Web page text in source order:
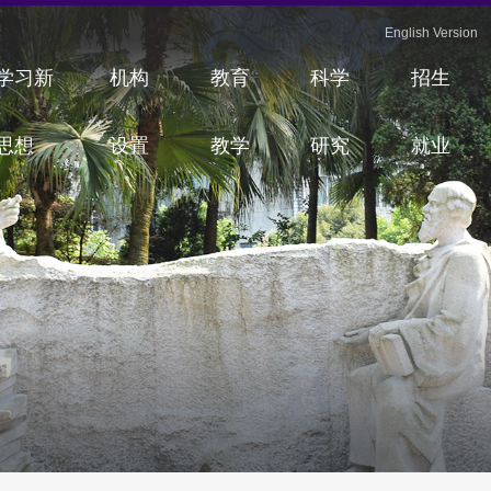
English Version
习新
想
机构
设置
教育
教学
科学
研究
招生
就业